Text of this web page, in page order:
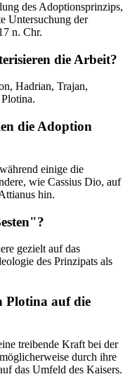
des Adoptionsprinzips,
Untersuchung der
n. Chr.
die Arbeit?
Hadrian, Trajan,
die Adoption
einige die
wie Cassius Dio, auf
hin.
gezielt auf das
des Prinzipats als
Plotina auf die
treibende Kraft bei der
durch ihre
das Umfeld des Kaisers.